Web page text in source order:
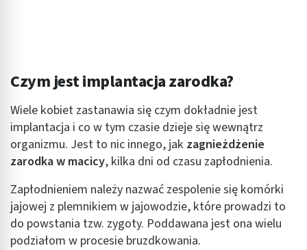
Czym jest implantacja zarodka?
Wiele kobiet zastanawia się czym dokładnie jest
implantacja i co w tym czasie dzieje się wewnątrz
organizmu. Jest to nic innego, jak zagnieżdżenie
zarodka w macicy, kilka dni od czasu zapłodnienia.
Zapłodnieniem należy nazwać zespolenie się komórki
jajowej z plemnikiem w jajowodzie, które prowadzi to
do powstania tzw. zygoty. Poddawana jest ona wielu
podziałom w procesie bruzdkowania.